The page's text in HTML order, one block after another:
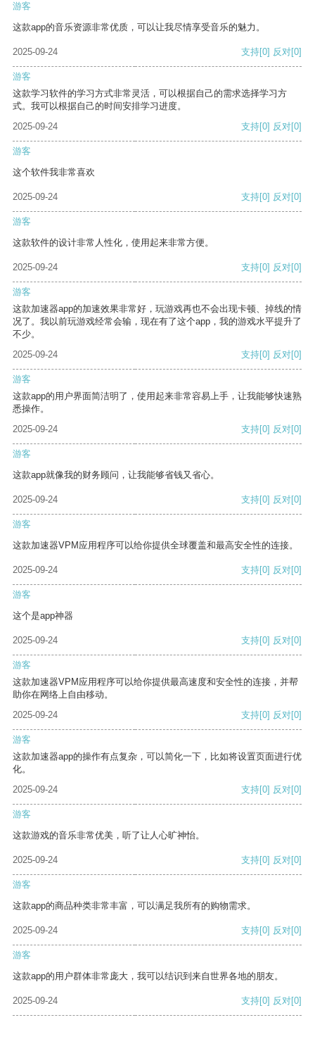
游客
这款app的音乐资源非常优质，可以让我尽情享受音乐的魅力。
2025-09-24 支持[0] 反对[0]
游客
这款学习软件的学习方式非常灵活，可以根据自己的需求选择学习方
式。我可以根据自己的时间安排学习进度。
2025-09-24
支持[0] 反对[0]
游客
这个软件我非常喜欢
2025-09-24 支持[0] 反对[0]
游客
这款软件的设计非常人性化，使用起来非常方便。
2025-09-24 支持[0] 反对[0]
游客
这款加速器app的加速效果非常好，玩游戏再也不会出现卡顿、掉线的情
况了。我以前玩游戏经常会输，现在有了这个app，我的游戏水平提升了
不少。
2025-09-24
支持[0] 反对[0]
游客
这款app的用户界面简洁明了，使用起来非常容易上手，让我能够快速熟
悉操作。
2025-09-24
支持[0] 反对[0]
游客
这款app就像我的财务顾问，让我能够省钱又省心。
2025-09-24 支持[0] 反对[0]
游客
这款加速器VPM应用程序可以给你提供全球覆盖和最高安全性的连接。
2025-09-24 支持[0] 反对[0]
游客
这个是app神器
2025-09-24 支持[0] 反对[0]
游客
这款加速器VPM应用程序可以给你提供最高速度和安全性的连接，并帮
助你在网络上自由移动。
2025-09-24
支持[0] 反对[0]
游客
这款加速器app的操作有点复杂，可以简化一下，比如将设置页面进行优
化。
2025-09-24
支持[0] 反对[0]
游客
这款游戏的音乐非常优美，听了让人心旷神怡。
2025-09-24 支持[0] 反对[0]
游客
这款app的商品种类非常丰富，可以满足我所有的购物需求。
2025-09-24 支持[0] 反对[0]
游客
这款app的用户群体非常庞大，我可以结识到来自世界各地的朋友。
2025-09-24 支持[0] 反对[0]